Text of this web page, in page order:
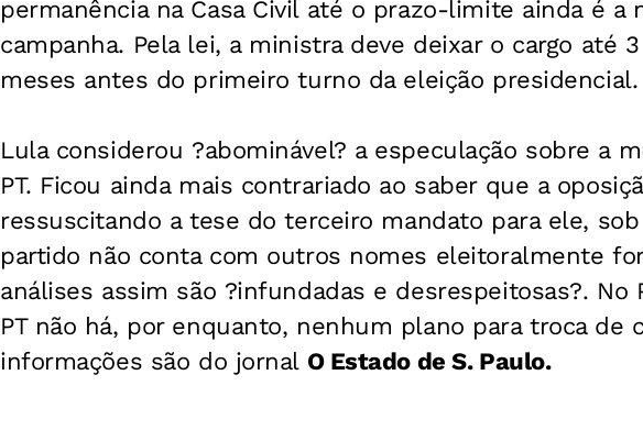
permanência na Casa Civil até o prazo-limite ainda é a
campanha. Pela lei, a ministra deve deixar o cargo até
meses antes do primeiro turno da eleição presidencial.
Lula considerou ?abominável? a especulação sobre a
PT. Ficou ainda mais contrariado ao saber que a
ressuscitando a tese do terceiro mandato para ele,
partido não conta com outros nomes eleitoralmente
análises assim são ?infundadas e desrespeitosas?. No
PT não há, por enquanto, nenhum plano para troca de
informações são do jornal O Estado de S. Paulo.